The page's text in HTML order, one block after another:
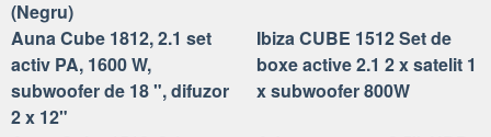
(Negru)
Auna Cube 1812, 2.1 set
activ PA, 1600 W,
subwoofer de 18 ", difuzor
2 x 12"
Ibiza CUBE 1512 Set de
boxe active 2.1 2 x satelit 1
x subwoofer 800W